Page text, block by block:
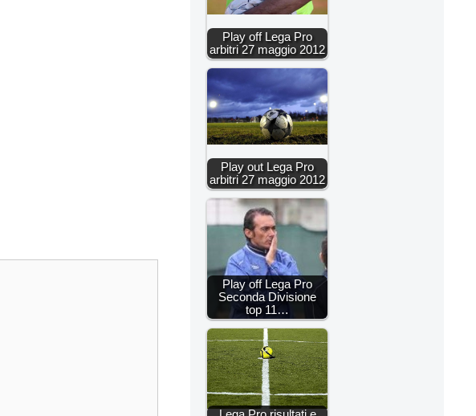
Play off Lega Pro
arbitri 27 maggio 2012
Play out Lega Pro
arbitri 27 maggio 2012
Play off Lega Pro
Seconda Divisione
top 11…